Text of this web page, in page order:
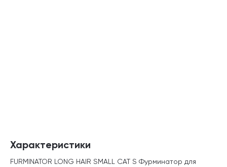
Характеристики
FURMINATOR LONG HAIR SMALL CAT S Фурминатор для